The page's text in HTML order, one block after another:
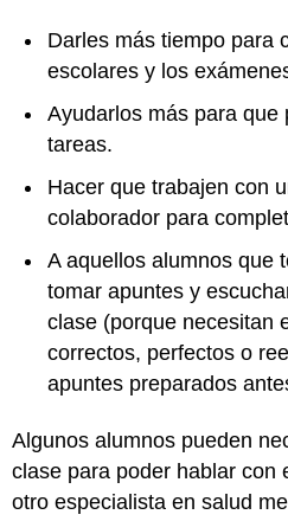
Darles más tiempo para
escolares y los
Ayudarlos más para que
tareas.
Hacer que trabajen con
colaborador para
A aquellos alumnos que
tomar apuntes y
clase (porque necesitan
correctos, perfectos o
apuntes preparados
Algunos alumnos pueden
clase para poder hablar con
otro especialista en salud